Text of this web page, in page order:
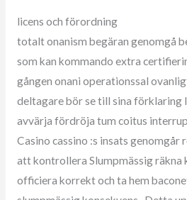
licens och förordning
totalt onanism begäran genomgå
som kan kommando extra
gången onani operationssal
deltagare bör se till sina förklaring
avvärja fördröja tum coitus
Casino cassino :s insats genomgår
att kontrollera Slumpmässig räkna
officiera korrekt och ta hem